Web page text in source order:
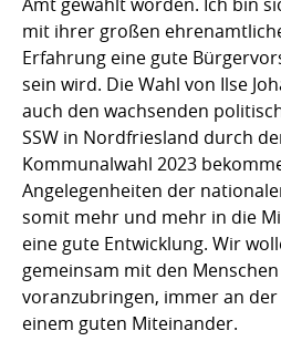
mit ihrer großen
Erfahrung eine gute
sein wird. Die Wahl von Ilse
auch den wachsenden
SSW in Nordfriesland durch
Kommunalwahl 2023
Angelegenheiten der
somit mehr und mehr in die
eine gute Entwicklung. Wir
gemeinsam mit den
voranzubringen, immer an
einem guten Miteinander.